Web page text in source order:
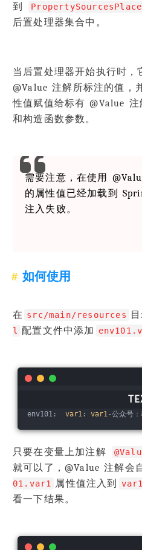
到
后置处理器集合中。
当后置处理器开始执行时，
@Value 注解所标注的值，
性值赋值给标有 @Value
和构造函数参数。
需要注意，在使用
的属性值已经加载到
注入失败。
如何使用
在 src/main/resources
l
配置文件中添加
env101: var1 : var1 -公众号
只要在变量上加注解
就可以了，@Value 注解会
01.var1
属性值注入到 var1
看一下结果。